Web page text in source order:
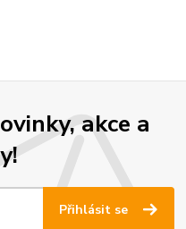
akce a
Přihlásit se